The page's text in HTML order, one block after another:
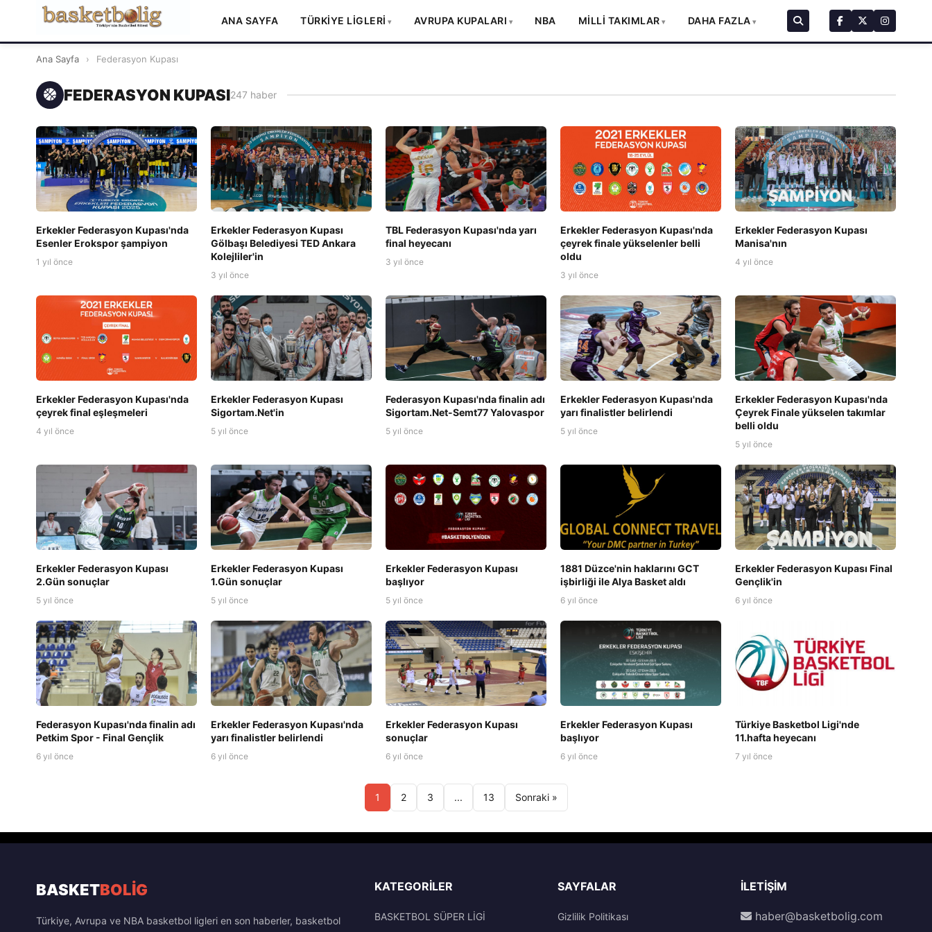
ANA SAYFA TÜRKİYE LİGLERİ AVRUPA KUPALARI NBA MİLLİ TAKIMLAR DAHA FAZLA
Ana Sayfa › Federasyon Kupası
FEDERASYON KUPASI247 haber
Erkekler Federasyon Kupası'nda
Esenler Erokspor şampiyon
1 yıl önce
Erkekler Federasyon Kupası
Gölbaşı Belediyesi TED Ankara
Kolejliler'in
3 yıl önce
TBL Federasyon Kupası'nda yarı
final heyecanı
3 yıl önce
Erkekler Federasyon Kupası'nda
çeyrek finale yükselenler belli
oldu
3 yıl önce
Erkekler Federasyon Kupası
Manisa'nın
4 yıl önce
Erkekler Federasyon Kupası'nda
çeyrek final eşleşmeleri
4 yıl önce
Erkekler Federasyon Kupası
Sigortam.Net'in
5 yıl önce
Federasyon Kupası'nda finalin adı
Sigortam.Net-Semt77 Yalovaspor
5 yıl önce
Erkekler Federasyon Kupası'nda
yarı finalistler belirlendi
5 yıl önce
Erkekler Federasyon Kupası'nda
Çeyrek Finale yükselen takımlar
belli oldu
5 yıl önce
Erkekler Federasyon Kupası
2.Gün sonuçlar
5 yıl önce
Erkekler Federasyon Kupası
1.Gün sonuçlar
5 yıl önce
Erkekler Federasyon Kupası
başlıyor
5 yıl önce
1881 Düzce'nin haklarını GCT
işbirliği ile Alya Basket aldı
6 yıl önce
Erkekler Federasyon Kupası Final
Gençlik'in
6 yıl önce
Federasyon Kupası'nda finalin adı
Petkim Spor - Final Gençlik
6 yıl önce
Erkekler Federasyon Kupası'nda
yarı finalistler belirlendi
6 yıl önce
Erkekler Federasyon Kupası
sonuçlar
6 yıl önce
Erkekler Federasyon Kupası
başlıyor
6 yıl önce
Türkiye Basketbol Ligi'nde
11.hafta heyecanı
7 yıl önce
1 2 3 ... 13 Sonraki »
BASKETBOLİG
Türkiye, Avrupa ve NBA basketbol ligleri en son haberler, basketbol
KATEGORILER
BASKETBOL SÜPER LİGİ
SAYFALAR
Gizlilik Politikası
İLETIŞIM
haber@basketbolig.com